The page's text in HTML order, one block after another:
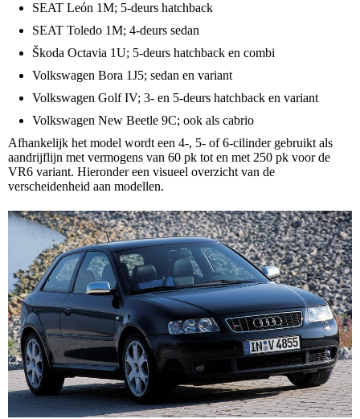
SEAT León 1M; 5-deurs hatchback
SEAT Toledo 1M; 4-deurs sedan
Škoda Octavia 1U; 5-deurs hatchback en combi
Volkswagen Bora 1J5; sedan en variant
Volkswagen Golf IV; 3- en 5-deurs hatchback en variant
Volkswagen New Beetle 9C; ook als cabrio
Afhankelijk het model wordt een 4-, 5- of 6-cilinder gebruikt als
aandrijflijn met vermogens van 60 pk tot en met 250 pk voor de
VR6 variant. Hieronder een visueel overzicht van de
verscheidenheid aan modellen.